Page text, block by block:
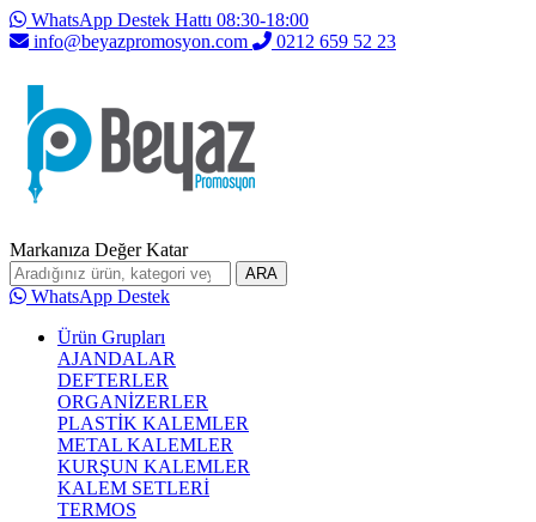
WhatsApp Destek Hattı 08:30-18:00
info@beyazpromosyon.com
0212 659 52 23
Markanıza Değer Katar
ARA
WhatsApp Destek
Ürün Grupları
AJANDALAR
DEFTERLER
ORGANİZERLER
PLASTİK KALEMLER
METAL KALEMLER
KURŞUN KALEMLER
KALEM SETLERİ
TERMOS